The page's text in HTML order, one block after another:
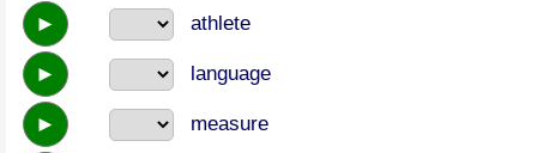
► athlete
► language
► measure